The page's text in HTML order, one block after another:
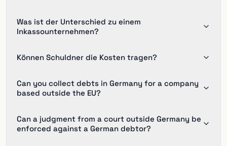
Was ist der Unterschied zu einem
Inkassounternehmen?
Können Schuldner die Kosten tragen?
Can you collect debts in Germany for a company
based outside the EU?
Can a judgment from a court outside Germany be
enforced against a German debtor?